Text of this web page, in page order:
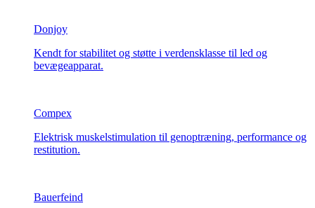
Donjoy
Kendt for stabilitet og støtte i verdensklasse til led og
bevægeapparat.
Compex
Elektrisk muskelstimulation til genoptræning, performance og
restitution.
Bauerfeind